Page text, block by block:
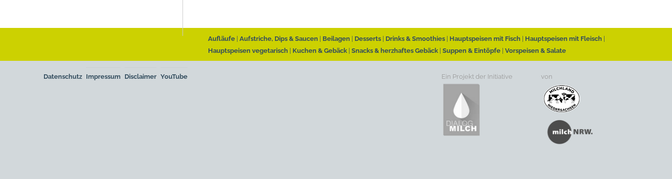
Aufläufe Aufstriche, Dips & Saucen Beilagen Desserts Drinks & Smoothies Hauptspeisen mit Fisch
Hauptspeisen mit Fleisch
Hauptspeisen vegetarisch
Kuchen & Gebäck Snacks & herzhaftes Gebäck Suppen & Eintöpfe Vorspeisen & Salate
Datenschutz Impressum Disclaimer YouTube Ein Projekt der Initiative von